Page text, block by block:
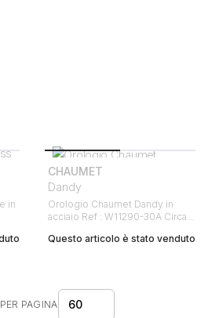
in
CHAUMET
Dandy
Orologio Chaumet Dandy in
acciaio Ref : W11290-30A Circa
Questo articolo è stato venduto
PAGINA 60